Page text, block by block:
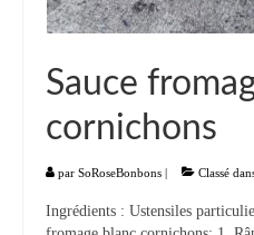
Plats
Légumes
Pâtes Riz Polenta
Poissons
Tartes Pizzas Croq’
Sauce
cornichons
par SoRoseBonbons | Classé
Ingrédients : Ustensiles